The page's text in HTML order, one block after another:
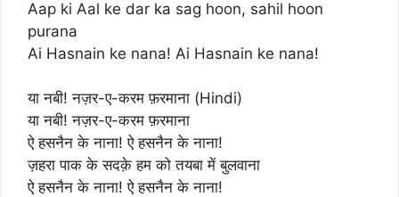
Aap ki Aal ke dar ka sag hoon, sahil hoon
purana
Ai Hasnain ke nana! Ai Hasnain ke nana!
या नबी! नज़र-ए-करम फ़रमाना (Hindi)
या नबी! नज़र-ए-करम फ़रमाना
ऐ हसनैन के नाना! ऐ हसनैन के नाना!
ज़हरा पाक के सदक़े हम को तयबा में बुलवाना
ऐ हसनैन के नाना! ऐ हसनैन के नाना!